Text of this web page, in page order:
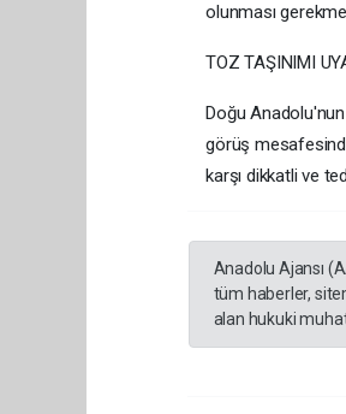
olunması
TOZ TAŞINIMI
Doğu
görüş
karşı dikkatli ve
Anadolu Ajansı
tüm haberler,
alan hukuki